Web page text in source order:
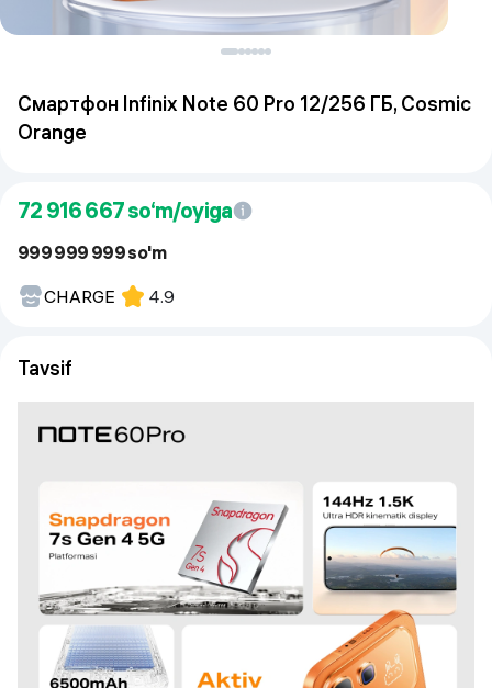
Смартфон Infinix Note 60 Pro 12/256 ГБ, Cosmic
Orange
72 916 667so‘m/oyiga
999 999 999 so'm
CHARGE
4.9
Tavsif